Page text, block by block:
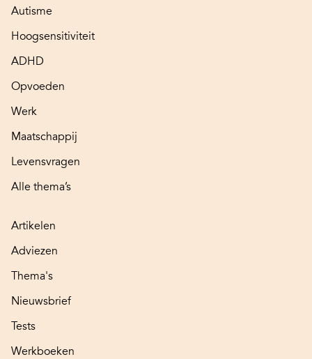
Autisme
Hoogsensitiviteit
ADHD
Opvoeden
Werk
Maatschappij
Levensvragen
Alle thema’s
Artikelen
Adviezen
Thema's
Nieuwsbrief
Tests
Werkboeken